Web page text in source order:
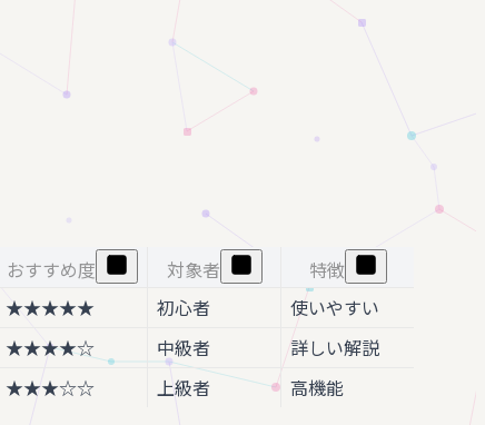
おすすめ度 対象者
特徴
★★★★★ 初心者
使いやすい
★★★★☆ 中級者
詳しい解説
★★★☆☆ 上級者 高機能